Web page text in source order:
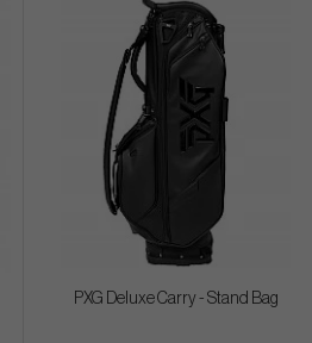
PXG Deluxe Carry - Stand Bag